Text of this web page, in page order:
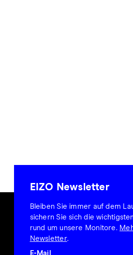
EIZO Newsletter
Bleiben Sie immer auf dem
sichern Sie sich die
rund um unsere Monitore.
Newsletter.
E-Mail